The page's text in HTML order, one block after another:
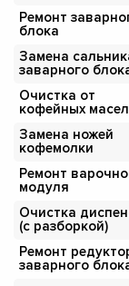
Ремонт
блока
Замена
заварного
Очистка от
кофейных масел
Замена ножей
кофемолки
Ремонт
модуля
Очистка
(с разборкой)
Ремонт
заварного